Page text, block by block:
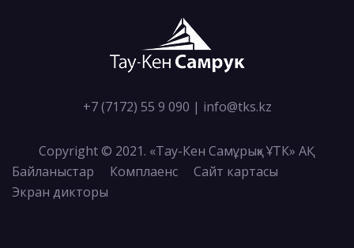
+7 (7172) 55 9 090 | info@tks.kz
Copyright © 2021. «Тау-Кен Самұрық» ҰТК» АҚ
Байланыстар
Комплаенс
Сайт картасы
Экран дикторы